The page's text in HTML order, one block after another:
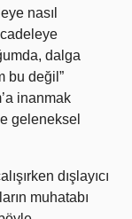
nasıl
dalga
bu değil”
inanmak
geleneksel
dışlayıcı
muhatabı